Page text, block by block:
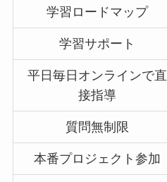
学習ロードマップ
学習サポート
平日毎日オンラインで直
接指導
質問無制限
本番プロジェクト参加